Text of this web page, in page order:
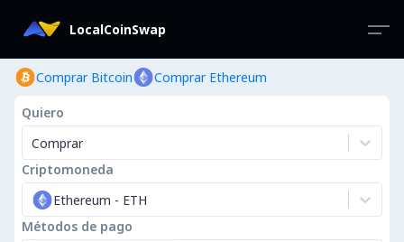
LocalCoinSwap
Comprar Bitcoin Comprar Ethereum
Quiero
Comprar
Criptomoneda
Ethereum - ETH
Métodos de pago